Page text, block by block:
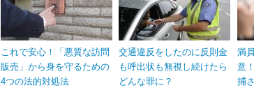
これで安心！「悪質な訪問
販売」から身を守るための
4つの法的対処法
交通違反をしたのに反則金
も呼出状も無視し続けたら
どんな罪に？
満
意
捕